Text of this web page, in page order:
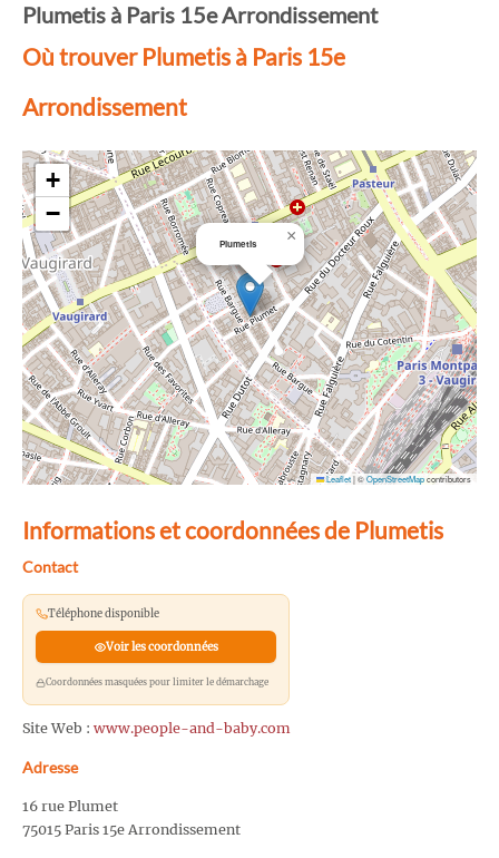
Plumetis à Paris 15e Arrondissement
Où trouver Plumetis à Paris 15e
Arrondissement
Plumetis ×
+
−
Leaflet|©OpenStreetMapcontributors
Informations et coordonnées de Plumetis
Contact
Téléphone disponible
Voir les coordonnées
Coordonnées masquées pour limiter le démarchage
Site Web : www.people-and-baby.com
Adresse
16 rue Plumet
75015 Paris 15e Arrondissement